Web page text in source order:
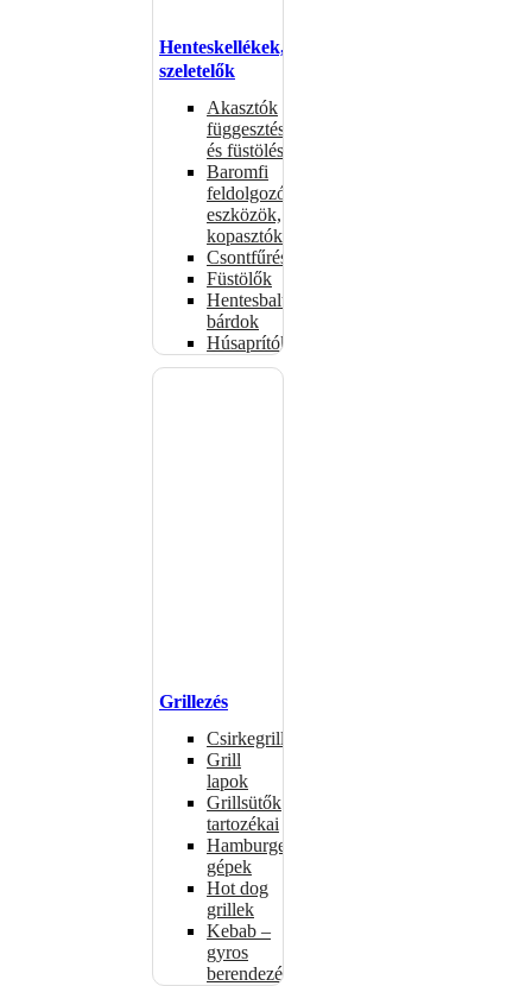
Henteskellékek,
szeletelők
Akasztók
függesztéshez
és füstöléshez
Baromfi
feldolgozó
eszközök,
kopasztók
Csontfűrészek
Füstölők
Hentesbalták,
bárdok
Húsaprítók
Grillezés
Csirkegrillek
Grill
lapok
Grillsütők
tartozékai
Hamburgerformázó
gépek
Hot dog
grillek
Kebab –
gyros
berendezés